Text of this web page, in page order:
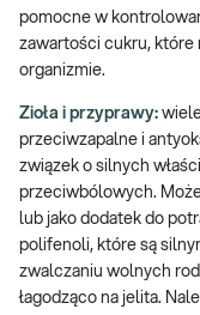
pomocne w
zawartości cukru, które
organizmie.
Zioła i przyprawy:
przeciwzapalne i
związek o silnych
przeciwbólowych.
lub jako dodatek do
polifenoli, które są
zwalczaniu wolnych
łagodząco na jelita.